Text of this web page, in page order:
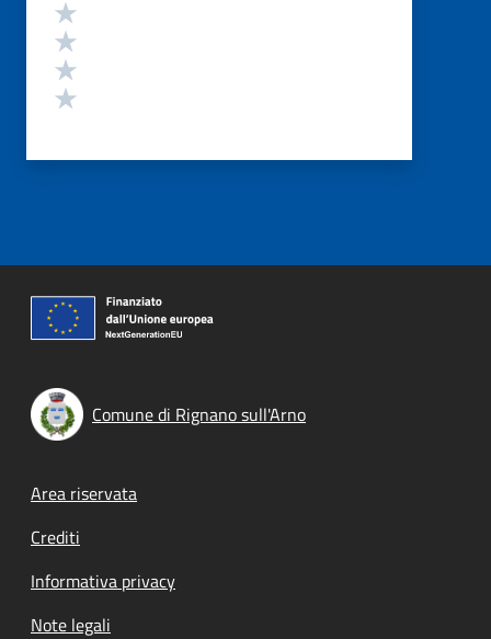
Comune di Rignano sull'Arno
Footer menu
Area riservata
Crediti
Informativa privacy
Note legali